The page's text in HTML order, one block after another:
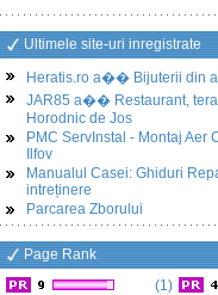
Ultimele site-uri inregistrate
Heratis.ro a�� Bijuterii din
JAR85 a�� Restaurant,
Horodnic de Jos
PMC ServInstal - Montaj Aer
Ilfov
Manualul Casei: Ghiduri
intreținere
Parcarea Zborului
Page Rank
(1)